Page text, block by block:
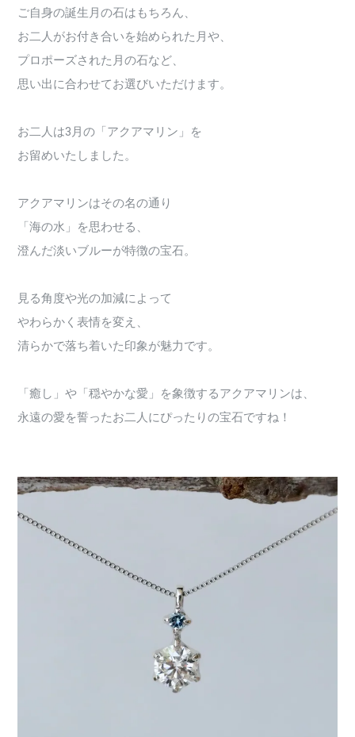
ご自身の誕生月の石はもちろん、
お二人がお付き合いを始められた月や、
プロポーズされた月の石など、
思い出に合わせてお選びいただけます。
お二人は3月の「アクアマリン」を
お留めいたしました。
アクアマリンはその名の通り
「海の水」を思わせる、
澄んだ淡いブルーが特徴の宝石。
見る角度や光の加減によって
やわらかく表情を変え、
清らかで落ち着いた印象が魅力です。
「癒し」や「穏やかな愛」を象徴するアクアマリンは、
永遠の愛を誓ったお二人にぴったりの宝石ですね！